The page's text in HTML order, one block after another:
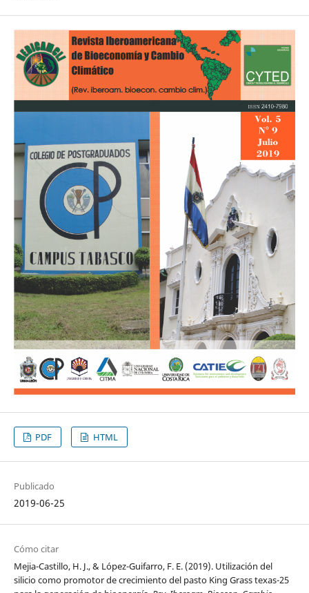
PDF HTML
Publicado
2019-06-25
Cómo citar
Mejia-Castillo, H. J., & López-Guifarro, F. E. (2019). Utilización del
silicio como promotor de crecimiento del pasto King Grass texas-25